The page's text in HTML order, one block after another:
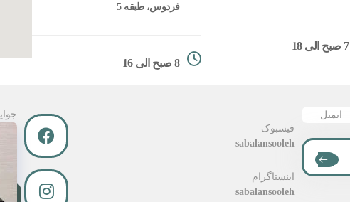
7 صبح الی 18
فردوس، طبقه 5
8 صبح الی 16
ایمیل
فیسبوک
sabalansooleh
اینستاگرام
sabalansooleh